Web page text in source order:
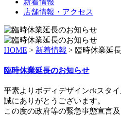
店舗情報・アクセス
HOME > 新着情報 > 臨時休業延
臨時休業延長のお知らせ
平素よりボディデザインckスタ
誠にありがとうございます。
この度の政府等の緊急事態宣言